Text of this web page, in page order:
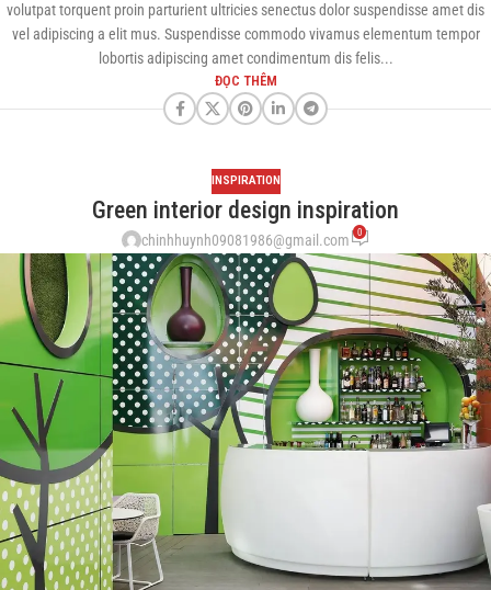
volutpat torquent proin parturient ultricies senectus dolor suspendisse amet dis
vel adipiscing a elit mus. Suspendisse commodo vivamus elementum tempor
lobortis adipiscing amet condimentum dis felis...
ĐỌC THÊM
INSPIRATION
Green interior design inspiration
chinhhuynh09081986@gmail.com 0